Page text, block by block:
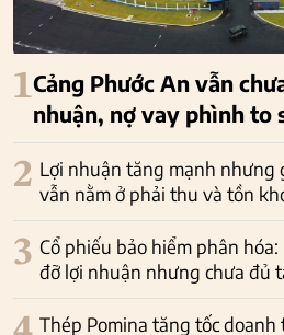
1Cảng Phước An vẫn
nhuận, nợ vay phình to
2 Lợi nhuận tăng mạnh nhưng
vẫn nằm ở phải thu và tồn
3 Cổ phiếu bảo hiểm phân
đỡ lợi nhuận nhưng chưa đủ
Thép Pomina tăng tốc